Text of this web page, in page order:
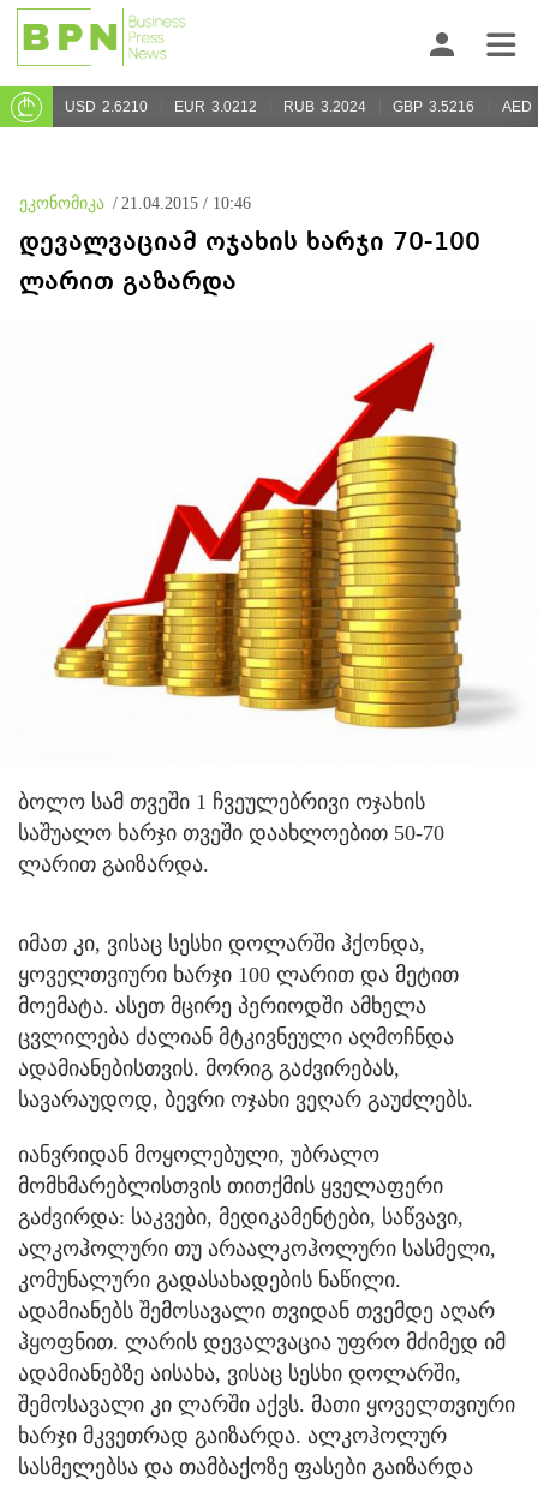
USD 2.6210 EUR 3.0212 RUB 3.2024 GBP 3.5216 AED
ეკონომიკა / 21.04.2015 / 10:46
დევალვაციამ ოჯახის ხარჯი 70-100
ლარით გაზარდა
ბოლო სამ თვეში 1 ჩვეულებრივი ოჯახის
საშუალო ხარჯი თვეში დაახლოებით 50-70
ლარით გაიზარდა.
იმათ კი, ვისაც სესხი დოლარში ჰქონდა,
ყოველთვიური ხარჯი 100 ლარით და მეტით
მოემატა. ასეთ მცირე პერიოდში ამხელა
ცვლილება ძალიან მტკივნეული აღმოჩნდა
ადამიანებისთვის. მორიგ გაძვირებას,
სავარაუდოდ, ბევრი ოჯახი ვეღარ გაუძლებს.
იანვრიდან მოყოლებული, უბრალო
მომხმარებლისთვის თითქმის ყველაფერი
გაძვირდა: საკვები, მედიკამენტები, საწვავი,
ალკოჰოლური თუ არაალკოჰოლური სასმელი,
კომუნალური გადასახადების ნაწილი.
ადამიანებს შემოსავალი თვიდან თვემდე აღარ
ჰყოფნით. ლარის დევალვაცია უფრო მძიმედ იმ
ადამიანებზე აისახა, ვისაც სესხი დოლარში,
შემოსავალი კი ლარში აქვს. მათი ყოველთვიური
ხარჯი მკვეთრად გაიზარდა. ალკოჰოლურ
სასმელებსა და თამბაქოზე ფასები გაიზარდა